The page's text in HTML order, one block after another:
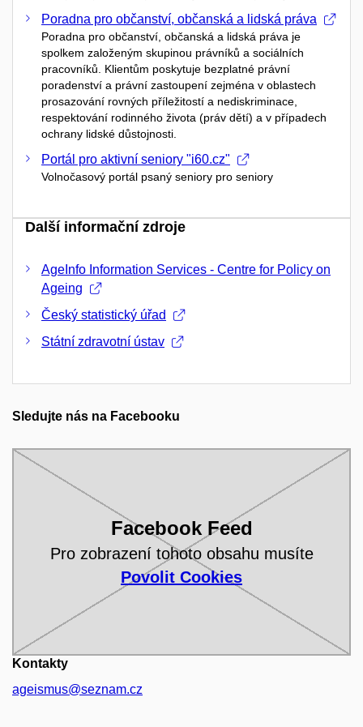
Poradna pro občanství, občanská a lidská práva
Poradna pro občanství, občanská a lidská práva je
spolkem založeným skupinou právníků a sociálních
pracovníků. Klientům poskytuje bezplatné právní
poradenství a právní zastoupení zejména v oblastech
prosazování rovných příležitostí a nediskriminace,
respektování rodinného života (práv dětí) a v případech
ochrany lidské důstojnosti.
Portál pro aktivní seniory "i60.cz"
Volnočasový portál psaný seniory pro seniory
Další informační zdroje
AgeInfo Information Services - Centre for Policy on
Ageing
Český statistický úřad
Státní zdravotní ústav
Sledujte nás na Facebooku
Facebook Feed
Pro zobrazení tohoto obsahu musíte
Povolit Cookies
Kontakty
ageismus@seznam.cz